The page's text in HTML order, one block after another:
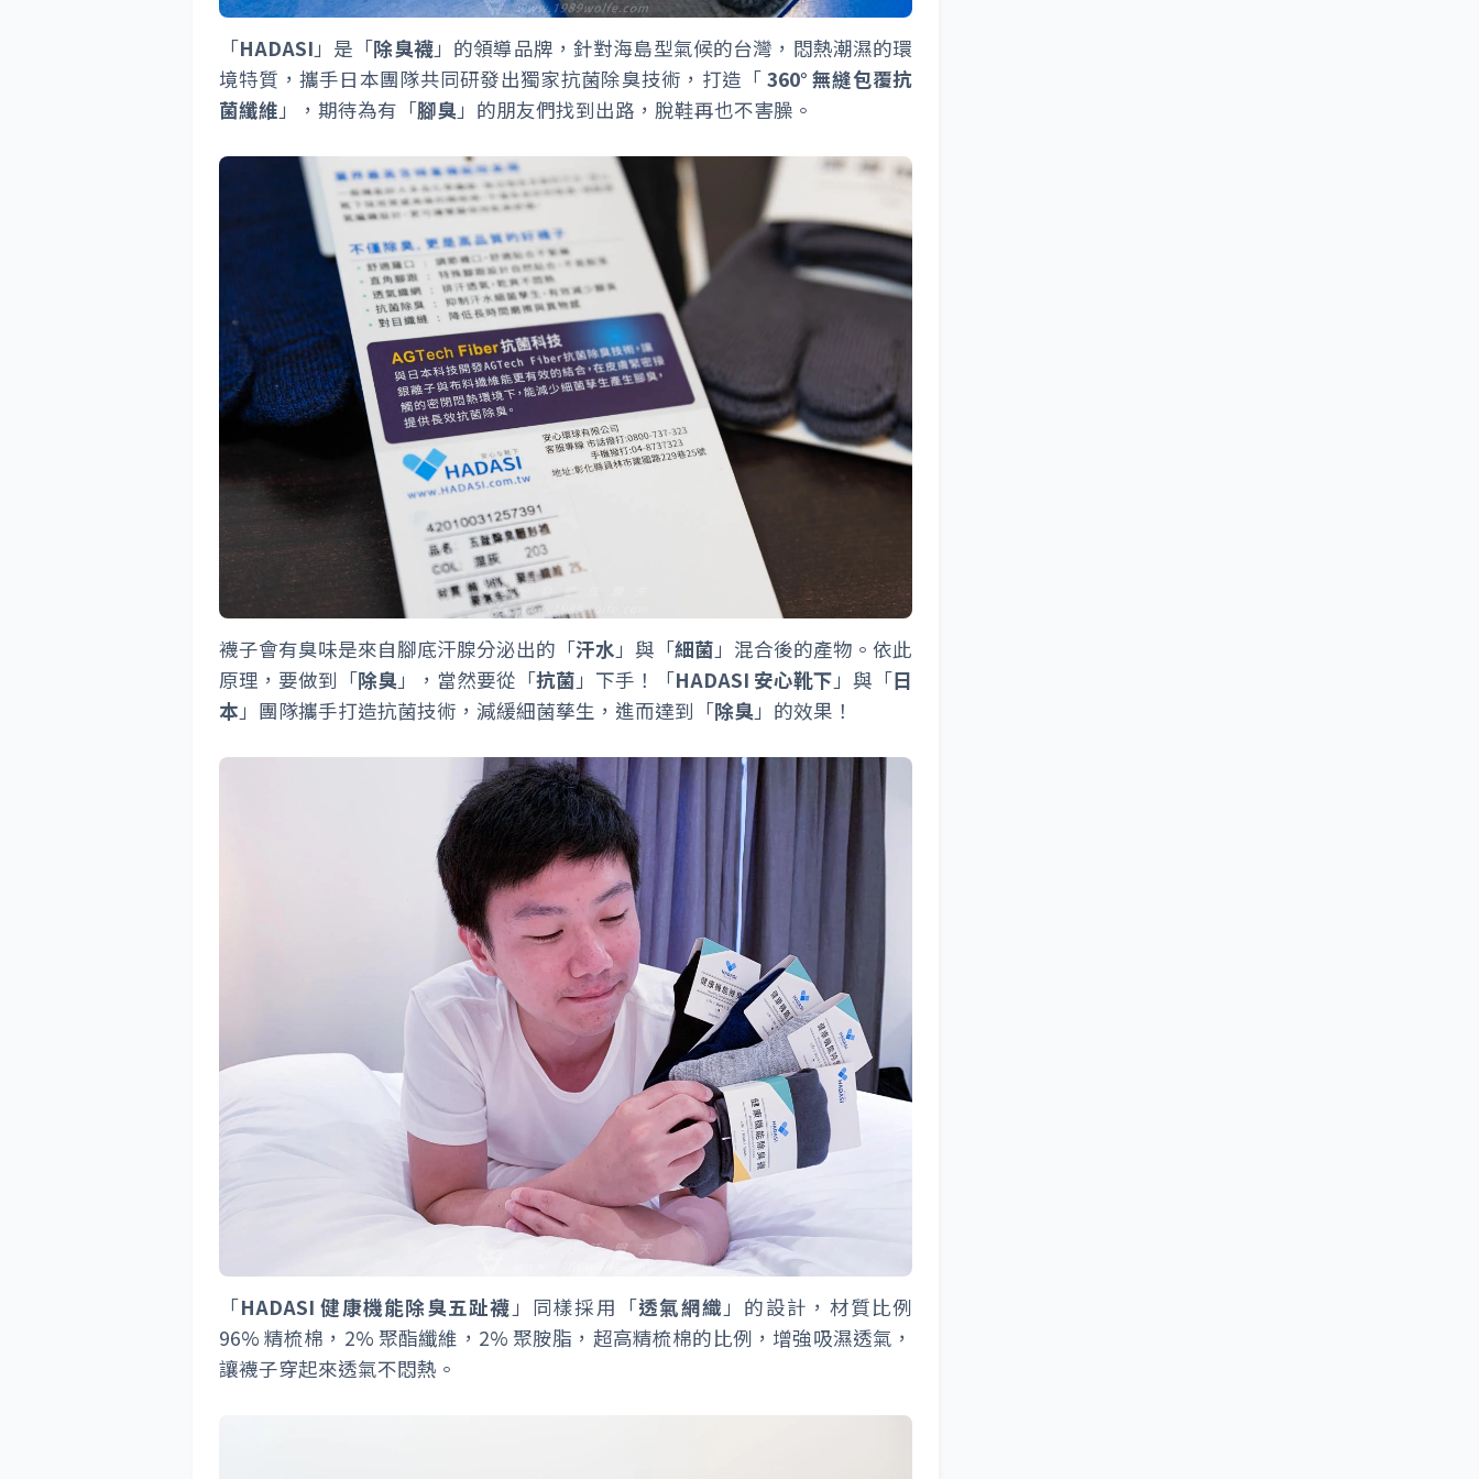
「HADASI 」是「除臭襪」的領導品牌，針對海島型氣候的台灣，悶熱潮濕的環
境特質，攜手日本團隊共同研發出獨家抗菌除臭技術，打造「 360° 無縫包覆抗
菌纖維 」，期待為有「腳臭 」的朋友們找到出路，脫鞋再也不害臊。
襪子會有臭味是來自腳底汗腺分泌出的「汗水 」與「細菌 」混合後的產物。依此
原理，要做到「除臭 」，當然要從「抗菌 」下手！「HADASI 安心靴下 」與「日
本 」團隊攜手打造抗菌技術，減緩細菌孳生，進而達到「除臭 」的效果！
「HADASI 健康機能除臭五趾襪」同樣採用「透氣網織」的設計，材質比例
96% 精梳棉，2% 聚酯纖維，2% 聚胺脂，超高精梳棉的比例，增強吸濕透氣，
讓襪子穿起來透氣不悶熱。